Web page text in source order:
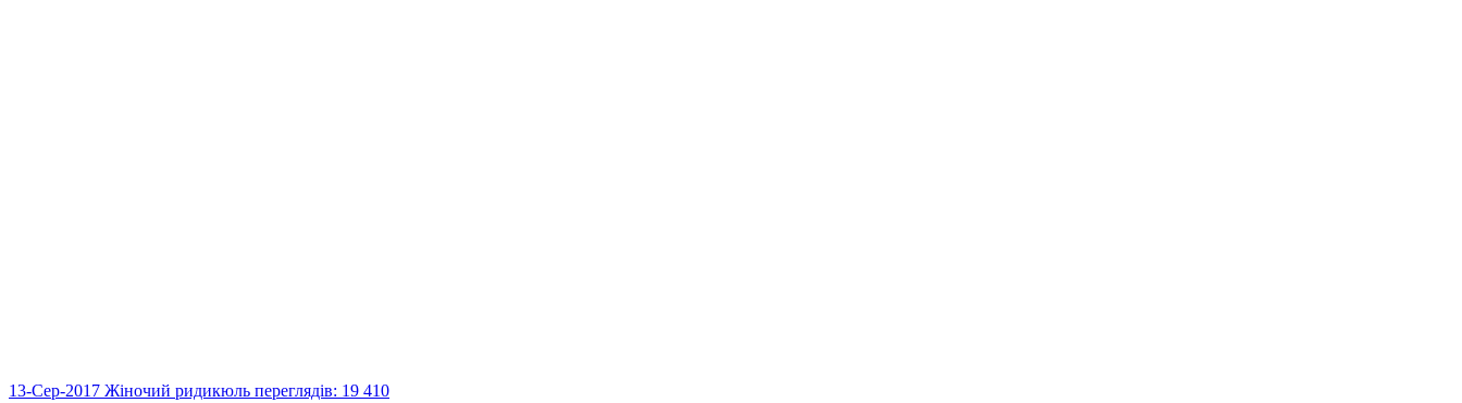
13-Сер-2017 Жіночий ридикюль переглядів: 19 410